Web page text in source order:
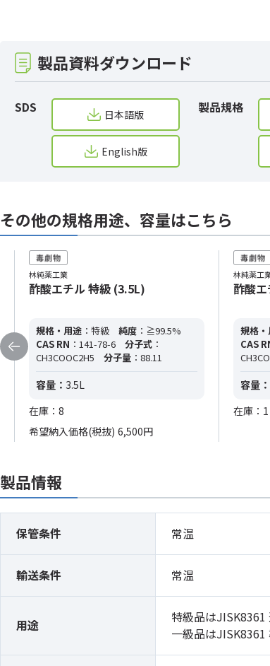
製品資料ダウンロード
SDS 日本語版
English版
製品規格
その他の規格用途、容量はこちら
林純薬工業
酢酸エチル 特級 (3.5L)
規格・用途 ：特級 純度 ：≧99.5%
CAS RN ：141-78-6 分子式 ：
CH3COOC2H5
分子量 ：88.11
容量： 3.5L
在庫：8
希望納入価格(税抜) 6,500円
林純薬工
酢酸
規格
CAS
容量：
在庫：1
製品情報
保管条件 常温
輸送条件 常温
用途
特級品はJISK8361
一級品はJISK8361